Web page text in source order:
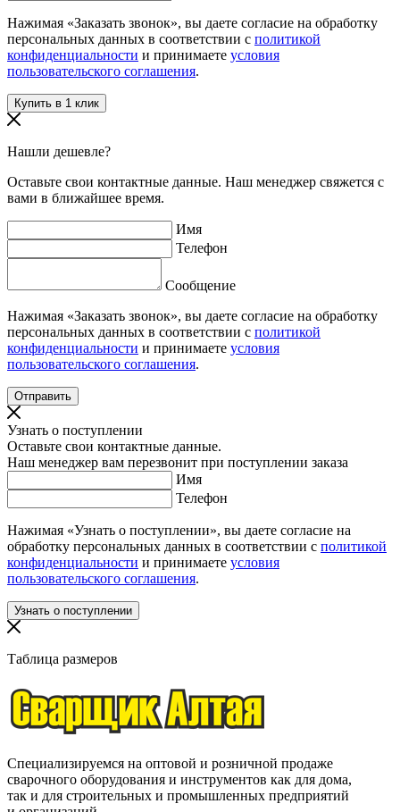
Нажимая «Заказать звонок», вы даете согласие на обработку
персональных данных в соответствии с политикой
конфиденциальности и принимаете условия
пользовательского соглашения.
Нашли дешевле?
Оставьте свои контактные данные. Наш менеджер свяжется с
вами в ближайшее время.
Имя
Телефон
Сообщение
Нажимая «Заказать звонок», вы даете согласие на обработку
персональных данных в соответствии с политикой
конфиденциальности и принимаете условия
пользовательского соглашения.
Узнать о поступлении
Оставьте свои контактные данные.
Наш менеджер вам перезвонит при поступлении заказа
Имя
Телефон
Нажимая «Узнать о поступлении», вы даете согласие на
обработку персональных данных в соответствии с политикой
конфиденциальности и принимаете условия
пользовательского соглашения.
Таблица размеров
Специализируемся на оптовой и розничной продаже
сварочного оборудования и инструментов как для дома,
так и для строительных и промышленных предприятий